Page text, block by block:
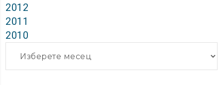
2012
2011
2010